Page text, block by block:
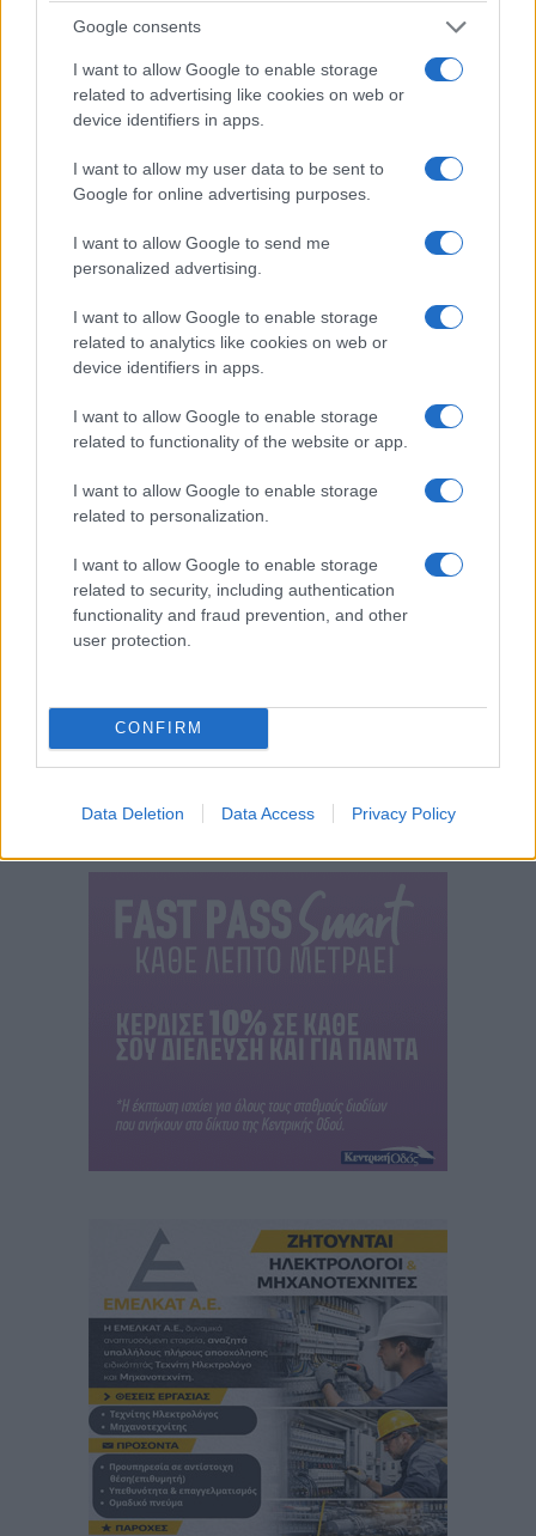
Google consents
I want to allow Google to enable storage
related to advertising like cookies on web or
device identifiers in apps.
I want to allow my user data to be sent to
Google for online advertising purposes.
I want to allow Google to send me
personalized advertising.
I want to allow Google to enable storage
related to analytics like cookies on web or
device identifiers in apps.
I want to allow Google to enable storage
related to functionality of the website or app.
I want to allow Google to enable storage
related to personalization.
I want to allow Google to enable storage
related to security, including authentication
functionality and fraud prevention, and other
user protection.
CONFIRM
Data Deletion Data Access Privacy Policy
7 Αυγούστου 2026, 3:30 μμ
7 Αυγούστου 2026, 3:00 μμ
Κοζάνη: Αλλαγή
της λαϊκής αγοράς
στην Αριστοτέλους
Δεκαπενταύγουστου
7 Αυγούστου 2026, 2:27 μμ
δίπολο Κοζάνη –
Πτολεμαΐδα